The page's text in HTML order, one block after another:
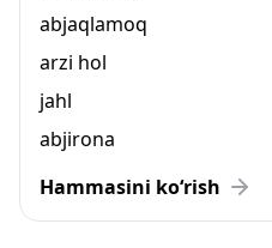
abjaqlamoq
arzi hol
jahl
abjirona
Hammasini ko‘rish